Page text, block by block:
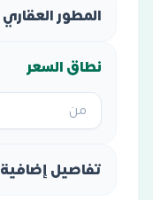
المطور العقاري
نطاق السعر
تفاصيل إضافية